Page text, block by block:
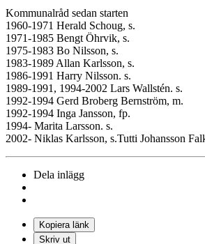
Kommunalråd sedan starten
1960-1971 Herald Schoug, s.
1971-1985 Bengt Öhrvik, s.
1975-1983 Bo Nilsson, s.
1983-1989 Allan Karlsson, s.
1986-1991 Harry Nilsson. s.
1989-1991, 1994-2002 Lars Wallstén. s.
1992-1994 Gerd Broberg Bernström, m.
1992-1994 Inga Jansson, fp.
1994- Marita Larsson. s.
2002- Niklas Karlsson, s.Tutti Johansson
Dela inlägg
Kopiera länk
Skriv ut